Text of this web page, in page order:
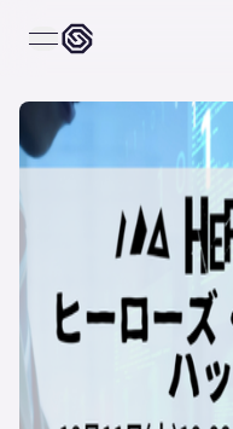
open navigation menu